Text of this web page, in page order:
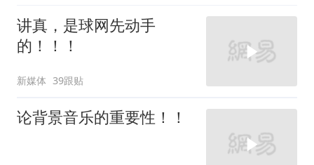
讲真，是球网先动手
的！！！
新媒体 39跟贴
论背景音乐的重要性！！